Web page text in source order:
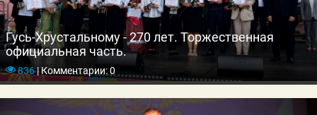
Гусь-Хрустальному - 270 лет. Торжественная
официальная часть.
836|Комментарии: 0